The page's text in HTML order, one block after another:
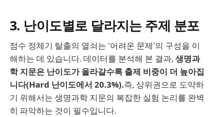
3. 난이도별로 달라지는 주제 분포
점수 정체기 탈출의 열쇠는 '어려운 문제'의 구성을 이
해하는 데 있습니다. 데이터를 분석해 본 결과, 생명과
학 지문은 난이도가 올라갈수록 출제 비중이 더 높아집
니다(Hard 난이도에서 20.3%).즉, 상위권으로 도약하
기 위해서는 생명과학 지문의 복잡한 실험 논리를 완벽
히 파악하는 것이 필수입니다.